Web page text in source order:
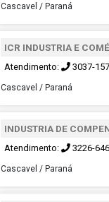
Cascavel / Paraná
ICR INDUSTRIA E
Atendimento: 3037-
Cascavel / Paraná
INDUSTRIA DE
Atendimento: 3226-
Cascavel / Paraná